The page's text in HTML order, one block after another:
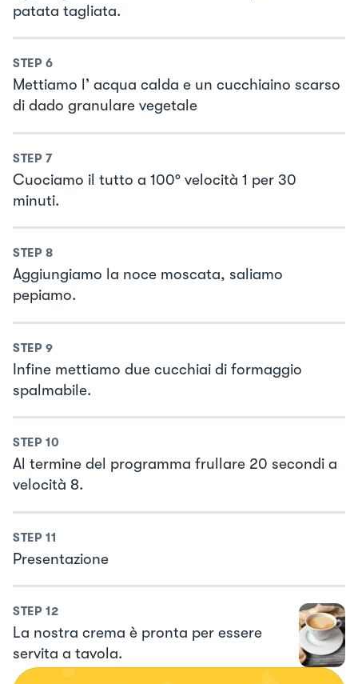
patata tagliata.
STEP 6
Mettiamo l’ acqua calda e un cucchiaino scarso
di dado granulare vegetale
STEP 7
Cuociamo il tutto a 100° velocità 1 per 30
minuti.
STEP 8
Aggiungiamo la noce moscata, saliamo
pepiamo.
STEP 9
Infine mettiamo due cucchiai di formaggio
spalmabile.
STEP 10
Al termine del programma frullare 20 secondi a
velocità 8.
STEP 11
Presentazione
STEP 12
La nostra crema è pronta per essere
servita a tavola.